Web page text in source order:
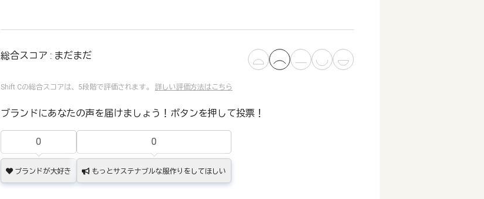
総合スコア : まだまだ
Shift Cの総合スコアは、5段階で評価されます。 詳しい評価方法はこちら
ブランドにあなたの声を届けましょう！ボタンを押して投票！
0
ブランドが大好き
0
もっとサステナブルな服作りをしてほしい